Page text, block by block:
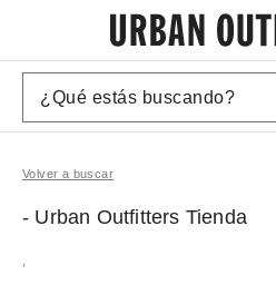
Volver a buscar
- Urban Outfitters Tienda